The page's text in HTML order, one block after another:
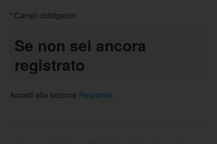
* Campi obbligatori
Se non sei ancora
registrato
Accedi alla sezione Registrati.